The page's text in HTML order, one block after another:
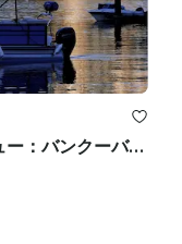
理解し、チャーター
出船時刻の90分以内
を有します。この場
収するものとします
フロート、フィースト、バーベキュー：バンクーバー中心部の豪華なパーティーポンツーン